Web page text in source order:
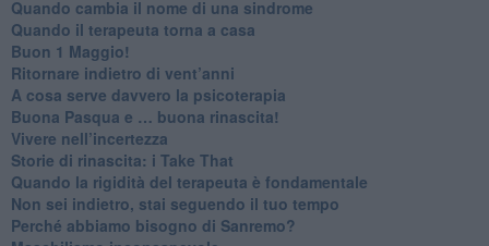
​Quando cambia il nome di una sindrome
​Quando il terapeuta torna a casa
​Buon 1 Maggio!
Ritornare indietro di vent’anni
​A cosa serve davvero la psicoterapia
​Buona Pasqua e … buona rinascita!
​Vivere nell’incertezza
​Storie di rinascita: i Take That
​Quando la rigidità del terapeuta è fondamentale
​Non sei indietro, stai seguendo il tuo tempo
​Perché abbiamo bisogno di Sanremo?